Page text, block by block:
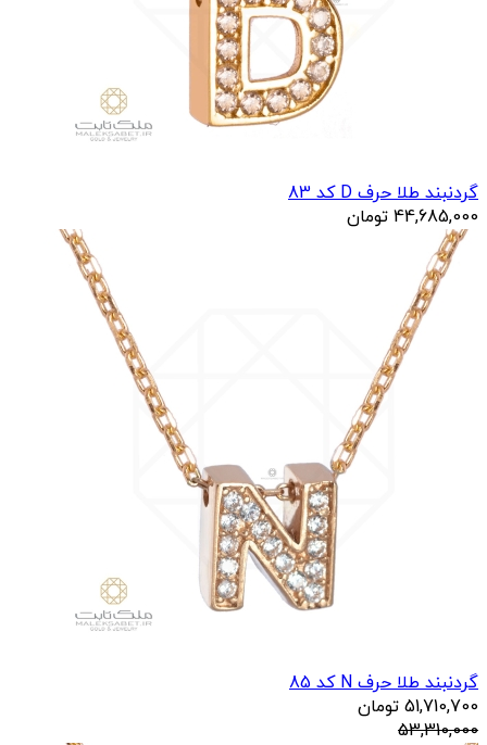
گردنبند طلا حرف D کد 83
44,685,000 تومان
گردنبند طلا حرف N کد 85
51,710,700 تومان
53,310,000